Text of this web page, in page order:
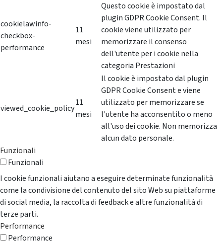
cookielawinfo-
checkbox-
performance
11
mesi
Questo cookie è impostato dal
plugin GDPR Cookie Consent. Il
cookie viene utilizzato per
memorizzare il consenso
dell'utente per i cookie nella
categoria Prestazioni
viewed_cookie_policy
11
mesi
Il cookie è impostato dal plugin
GDPR Cookie Consent e viene
utilizzato per memorizzare se
l'utente ha acconsentito o meno
all'uso dei cookie. Non memorizza
alcun dato personale.
Funzionali
Funzionali
I cookie funzionali aiutano a eseguire determinate funzionalità
come la condivisione del contenuto del sito Web su piattaforme
di social media, la raccolta di feedback e altre funzionalità di
terze parti.
Performance
Performance